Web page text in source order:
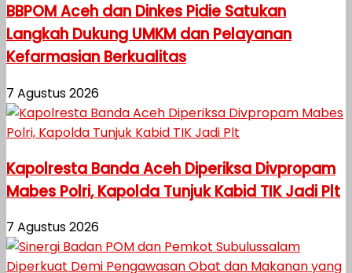
BBPOM Aceh dan Dinkes Pidie Satukan
Langkah Dukung UMKM dan Pelayanan
Kefarmasian Berkualitas
7 Agustus 2026
Kapolresta Banda Aceh Diperiksa Divpropam
Mabes Polri, Kapolda Tunjuk Kabid TIK Jadi Plt
7 Agustus 2026